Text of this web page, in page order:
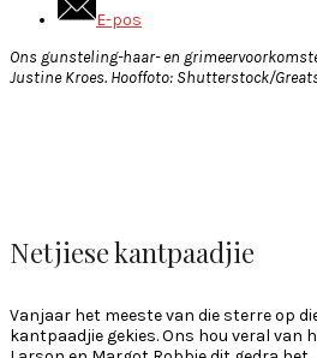
E-pos
Ons gunsteling-haar- en
Justine Kroes. Hooffoto: Shutterstock/
Netjiese kantpaadjie
Vanjaar het meeste van die sterre op
kantpaadjie gekies. Ons hou veral van